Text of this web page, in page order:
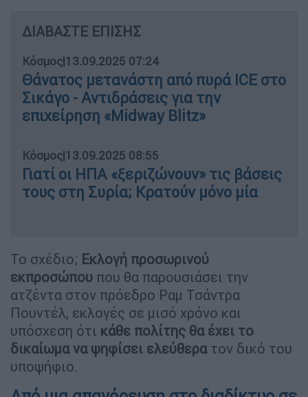
ΔΙΑΒΑΣΤΕ ΕΠΙΣΗΣ
Κόσμος|13.09.2025 07:24
Θάνατος μετανάστη από πυρά ICE στο
Σικάγο - Αντιδράσεις για την
επιχείρηση «Midway Blitz»
Κόσμος|13.09.2025 08:55
Γιατί οι ΗΠΑ «ξεριζώνουν» τις βάσεις
τους στη Συρία; Κρατούν μόνο μία
Το σχέδιο; Εκλογή προσωρινού
εκπροσώπου που θα παρουσιάσει την
ατζέντα στον πρόεδρο Ραμ Τσάντρα
Πουντέλ, εκλογές σε μισό χρόνο και
υπόσχεση ότι κάθε πολίτης θα έχει το
δικαίωμα να ψηφίσει ελεύθερατον δικό του
υποψήφιο.